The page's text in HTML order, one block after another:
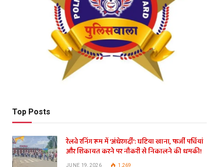
Top Posts
रेलवे रनिंग रूम में ‘अंधेरगर्दी’: घटिया खाना, फर्जी पर्चियां
और शिकायत करने पर नौकरी से निकालने की धमकी!
JUNE 19, 2026 1,269